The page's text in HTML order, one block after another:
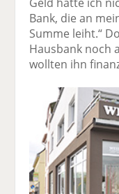
Bank, die an
Summe leiht.“
Hausbank noch
wollten ihn